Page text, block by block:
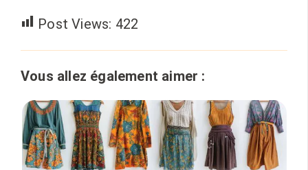
Post Views: 422
Vous allez également aimer :